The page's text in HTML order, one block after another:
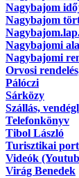
Nagybajom
Nagybajom
Nagybajomi
Nagybajomi
Orvosi
Pálóczi
Sárközy
Szállás,
Telefonkönyv
Tibol László
Turisztikai
Videók
Virág Benedek